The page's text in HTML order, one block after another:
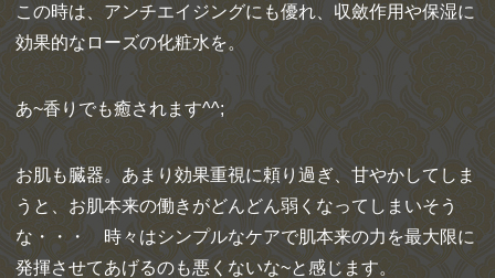
この時は、アンチエイジングにも優れ、収斂作用や保湿に
効果的なローズの化粧水を。
あ~香りでも癒されます^^;
お肌も臓器。あまり効果重視に頼り過ぎ、甘やかしてしま
うと、お肌本来の働きがどんどん弱くなってしまいそう
な・・・ 時々はシンプルなケアで肌本来の力を最大限に
発揮させてあげるのも悪くないな~と感じます。